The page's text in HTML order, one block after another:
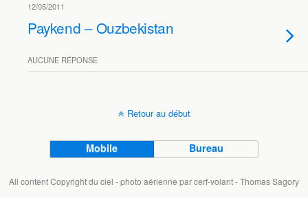
12/05/2011
Paykend – Ouzbekistan
AUCUNE RÉPONSE
Retour au début
Mobile Bureau
All content Copyright du ciel - photo aérienne par cerf-volant - Thomas Sagory